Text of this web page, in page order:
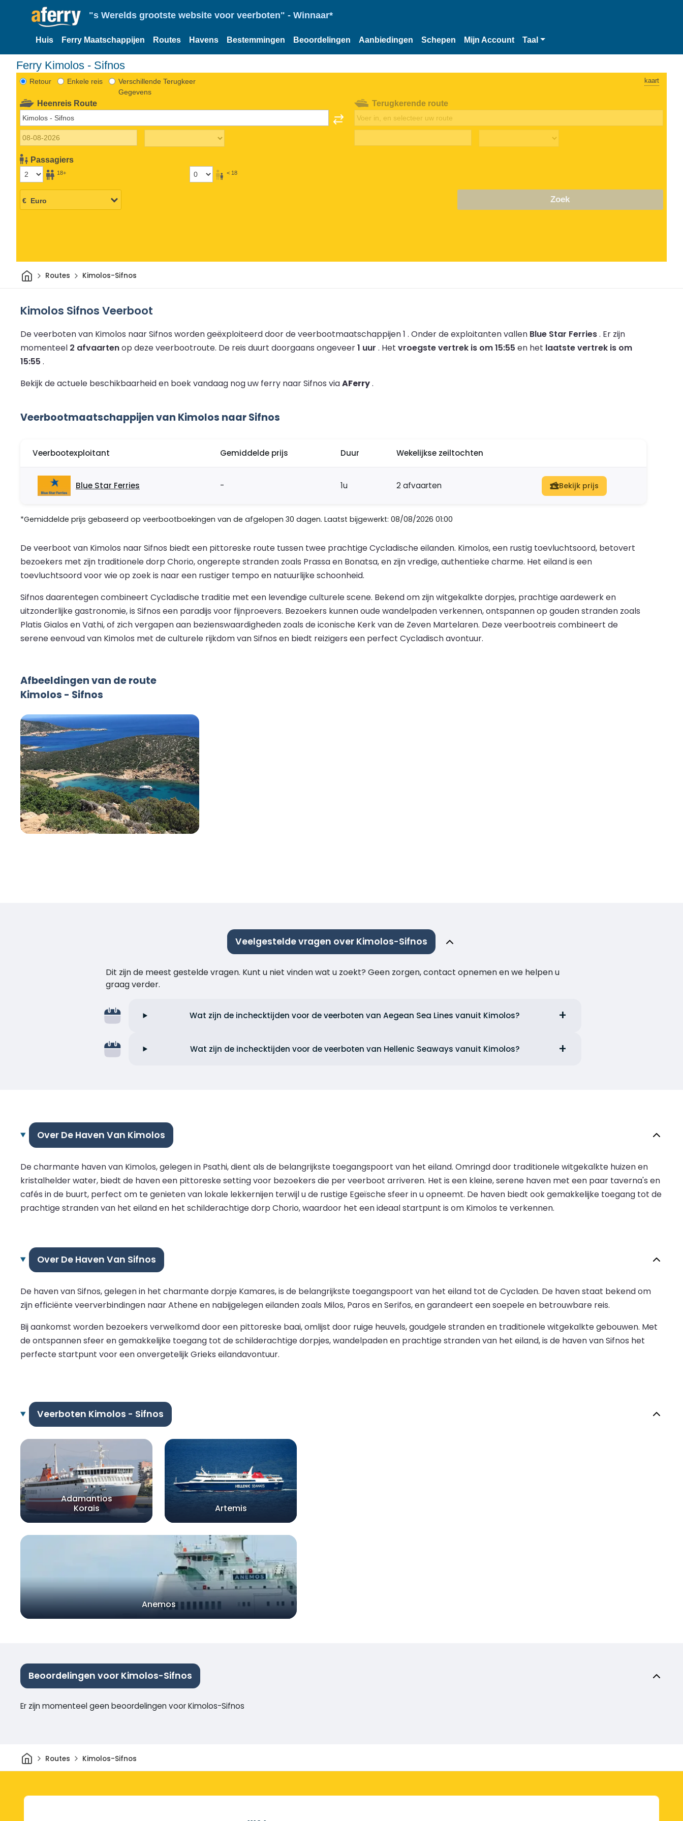
"s Werelds grootste website voor veerboten" - Winnaar*
Huis Ferry Maatschappijen Routes Havens Bestemmingen Beoordelingen Aanbiedingen Schepen Mijn Account Taal
Ferry Kimolos - Sifnos
Retour Enkele reis
Verschillende Terugkeer
Gegevens
kaart
Heenreis Route
Passagiers
18+ < 18
Terugkerende route
Zoek
ThuisRoutes Kimolos-Sifnos
Kimolos Sifnos Veerboot
De veerboten van Kimolos naar Sifnos worden geëxploiteerd door de veerbootmaatschappijen 1 . Onder de exploitanten vallen Blue Star Ferries. Er zijn
momenteel 2 afvaartenop deze veerbootroute. De reis duurt doorgaans ongeveer1 uur . Het vroegste vertrek is om 15:55 en het laatste vertrek is om
15:55 .
Bekijk de actuele beschikbaarheid en boek vandaag nog uw ferry naar Sifnos viaAFerry.
Veerbootmaatschappijen van Kimolos naar Sifnos
Veerbootexploitant Gemiddelde prijs Duur Wekelijkse zeiltochten
Blue Star Ferries - 1u 2 afvaarten Bekijk prijs
*Gemiddelde prijs gebaseerd op veerbootboekingen van de afgelopen 30 dagen. Laatst bijgewerkt: 08/08/2026 01:00
De veerboot van Kimolos naar Sifnos biedt een pittoreske route tussen twee prachtige Cycladische eilanden. Kimolos, een rustig toevluchtsoord, betovert
bezoekers met zijn traditionele dorp Chorio, ongerepte stranden zoals Prassa en Bonatsa, en zijn vredige, authentieke charme. Het eiland is een
toevluchtsoord voor wie op zoek is naar een rustiger tempo en natuurlijke schoonheid.
Sifnos daarentegen combineert Cycladische traditie met een levendige culturele scene. Bekend om zijn witgekalkte dorpjes, prachtige aardewerk en
uitzonderlijke gastronomie, is Sifnos een paradijs voor fijnproevers. Bezoekers kunnen oude wandelpaden verkennen, ontspannen op gouden stranden zoals
Platis Gialos en Vathi, of zich vergapen aan bezienswaardigheden zoals de iconische Kerk van de Zeven Martelaren. Deze veerbootreis combineert de
serene eenvoud van Kimolos met de culturele rijkdom van Sifnos en biedt reizigers een perfect Cycladisch avontuur.
Afbeeldingen van de route
Kimolos - Sifnos
Veelgestelde vragen over Kimolos-Sifnos
Dit zijn de meest gestelde vragen. Kunt u niet vinden wat u zoekt? Geen zorgen, contact opnemen en we helpen u
graag verder.
Wat zijn de inchecktijden voor de veerboten van Aegean Sea Lines vanuit Kimolos?
Wat zijn de inchecktijden voor de veerboten van Hellenic Seaways vanuit Kimolos?
Over De Haven Van Kimolos
De charmante haven van Kimolos, gelegen in Psathi, dient als de belangrijkste toegangspoort van het eiland. Omringd door traditionele witgekalkte huizen en
kristalhelder water, biedt de haven een pittoreske setting voor bezoekers die per veerboot arriveren. Het is een kleine, serene haven met een paar taverna's en
cafés in de buurt, perfect om te genieten van lokale lekkernijen terwijl u de rustige Egeïsche sfeer in u opneemt. De haven biedt ook gemakkelijke toegang tot de
prachtige stranden van het eiland en het schilderachtige dorp Chorio, waardoor het een ideaal startpunt is om Kimolos te verkennen.
Over De Haven Van Sifnos
De haven van Sifnos, gelegen in het charmante dorpje Kamares, is de belangrijkste toegangspoort van het eiland tot de Cycladen. De haven staat bekend om
zijn efficiënte veerverbindingen naar Athene en nabijgelegen eilanden zoals Milos, Paros en Serifos, en garandeert een soepele en betrouwbare reis.
Bij aankomst worden bezoekers verwelkomd door een pittoreske baai, omlijst door ruige heuvels, goudgele stranden en traditionele witgekalkte gebouwen. Met
de ontspannen sfeer en gemakkelijke toegang tot de schilderachtige dorpjes, wandelpaden en prachtige stranden van het eiland, is de haven van Sifnos het
perfecte startpunt voor een onvergetelijk Grieks eilandavontuur.
Veerboten Kimolos - Sifnos
Adamantios
Korais
Artemis
Anemos
Beoordelingen voor Kimolos-Sifnos
Er zijn momenteel geen beoordelingen voor Kimolos-Sifnos
ThuisRoutes Kimolos-Sifnos